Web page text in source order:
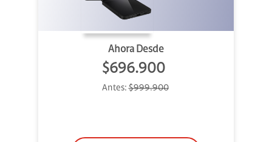
Ahora Desde
$696.900
Antes:$999.900